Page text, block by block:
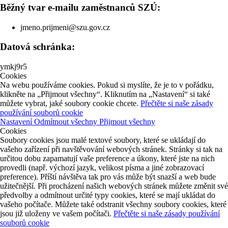
Běžný tvar e-mailu zaměstnanců SZÚ:
jmeno.prijmeni@szu.gov.cz
Datová schránka:
ymkj9r5
Cookies
Na webu používáme cookies. Pokud si myslíte, že je to v pořádku,
klikněte na „Přijmout všechny“. Kliknutím na „Nastavení“ si také
můžete vybrat, jaké soubory cookie chcete. Přečtěte si naše zásady
používání souborů cookie
NastaveníOdmítnout všechny Přijmout všechny
Cookies
Soubory cookies jsou malé textové soubory, které se ukládají do
vašeho zařízení při navštěvování webových stránek. Stránky si tak na
určitou dobu zapamatují vaše preference a úkony, které jste na nich
provedli (např. výchozí jazyk, velikost písma a jiné zobrazovací
preference). Příští návštěva tak pro vás může být snazší a web bude
užitečnější. Při procházení našich webových stránek můžete změnit své
předvolby a odmítnout určité typy cookies, které se mají ukládat do
vašeho počítače. Můžete také odstranit všechny soubory cookies, které
jsou již uloženy ve vašem počítači. Přečtěte si naše zásady používání
souborů cookie